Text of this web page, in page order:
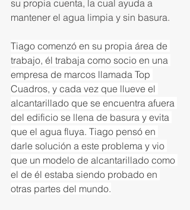
su propia cuenta, la cual ayuda a
mantener el agua limpia y sin basura.
Tiago comenzó en su propia área de
trabajo, él trabaja como socio en una
empresa de marcos llamada Top
Cuadros, y cada vez que llueve el
alcantarillado que se encuentra afuera
del edificio se llena de basura y evita
que el agua fluya. Tiago pensó en
darle solución a este problema y vio
que un modelo de alcantarillado como
el de él estaba siendo probado en
otras partes del mundo.